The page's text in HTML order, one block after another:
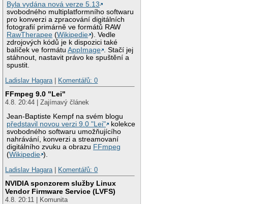
Byla vydána nová verze 5.13
svobodného multiplatformního softwaru
pro konverzi a zpracování digitálních
fotografií primárně ve formátů RAW
RawTherapee (Wikipedie ). Vedle
zdrojových kódů je k dispozici také
balíček ve formátuAppImage . Stačí jej
stáhnout, nastavit právo ke spuštění a
spustit.
Ladislav Hagara| Komentářů: 0
FFmpeg 9.0 "Lei"
4.8. 20:44 | Zajímavý článek
Jean-Baptiste Kempf na svém blogu
představil novou verzi 9.0 "Lei"
kolekce
svobodného softwaru umožňujícího
nahrávání, konverzi a streamovaní
digitálního zvuku a obrazu FFmpeg
(Wikipedie ).
Ladislav Hagara| Komentářů: 0
NVIDIA sponzorem služby Linux
Vendor Firmware Service (LVFS)
4.8. 20:11 | Komunita